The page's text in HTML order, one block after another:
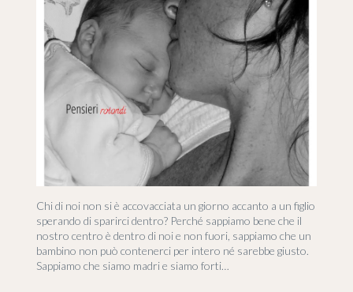
Chi di noi non si è accovacciata un giorno accanto a un figlio
sperando di sparirci dentro? Perché sappiamo bene che il
nostro centro è dentro di noi e non fuori, sappiamo che un
bambino non può contenerci per intero né sarebbe giusto.
Sappiamo che siamo madri e siamo forti…